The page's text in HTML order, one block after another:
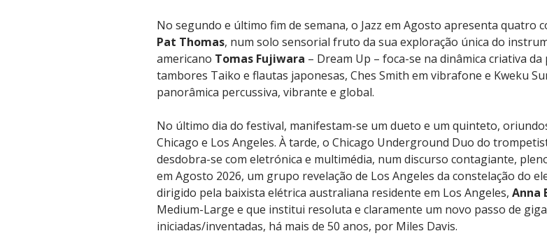
No segundo e último fim de semana, o Jazz em Agosto apresenta quatro
Pat Thomas, num solo sensorial fruto da sua exploração única do
americano Tomas Fujiwara – Dream Up – foca-se na dinâmica criativa
tambores Taiko e flautas japonesas, Ches Smith em vibrafone e Kweku
panorâmica percussiva, vibrante e global.
No último dia do festival, manifestam-se um dueto e um quinteto,
Chicago e Los Angeles. À tarde, o Chicago Underground Duo do
desdobra-se com eletrónica e multimédia, num discurso contagiante,
em Agosto 2026, um grupo revelação de Los Angeles da constelação do
dirigido pela baixista elétrica australiana residente em Los Angeles, Anna
Medium-Large e que institui resoluta e claramente um novo passo de
iniciadas/inventadas, há mais de 50 anos, por Miles Davis.